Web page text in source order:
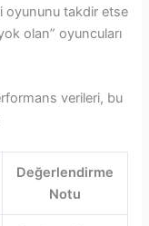
oyununu takdir etse
olan” oyuncuları
verileri, bu
Değerlendirme
Notu